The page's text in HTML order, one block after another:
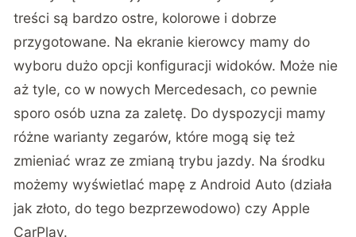
Ekrany są świetnej jakości. Wszystkie wyświetlane
treści są bardzo ostre, kolorowe i dobrze
przygotowane. Na ekranie kierowcy mamy do
wyboru dużo opcji konfiguracji widoków. Może nie
aż tyle, co w nowych Mercedesach, co pewnie